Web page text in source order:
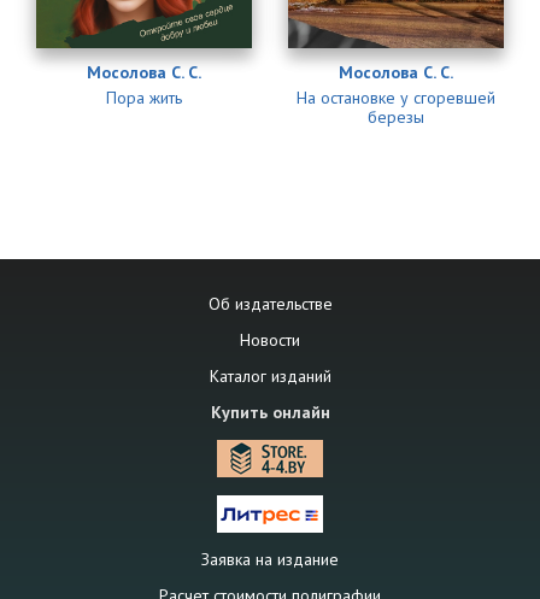
Мосолова С. С.
Пора жить
Мосолова С. С.
На остановке у сгоревшей
березы
Об издательстве
Новости
Каталог изданий
Купить онлайн
Заявка на издание